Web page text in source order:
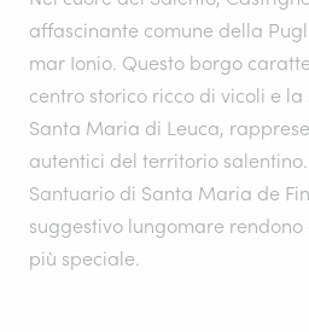
affascinante comune della
mar Ionio. Questo borgo
centro storico ricco di vicoli e
Santa Maria di Leuca,
autentici del territorio
Santuario di Santa Maria de
suggestivo lungomare
più speciale.